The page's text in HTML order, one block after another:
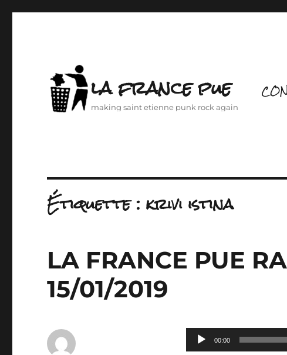
la france pue
making saint etienne punk rock again
Étiquette : krivi istina
LA FRANCE PUE
15/01/2019
Lecteur
audio
00:00